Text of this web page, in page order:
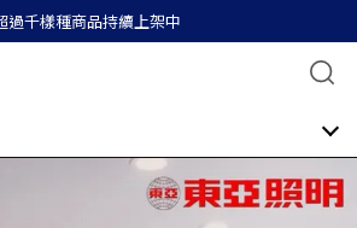
過千樣種商品持續上架中